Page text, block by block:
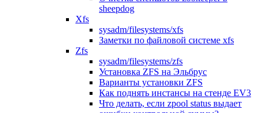
sheepdog
Xfs
sysadm/filesystems/xfs
Заметки по файловой системе xfs
Zfs
sysadm/filesystems/zfs
Установка ZFS на Эльбрус
Варианты установки ZFS
Как поднять инстансы на стенде EV3
Что делать, если zpool status выдает